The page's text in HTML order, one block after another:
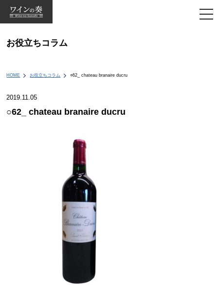
お役立ちコラム
HOME お役立ちコラム ○62_ chateau branaire ducru
2019.11.05
○62_ chateau branaire ducru